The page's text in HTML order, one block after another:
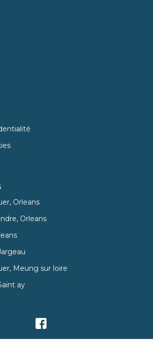
Orleans
Orleans
Meung sur loire
ay